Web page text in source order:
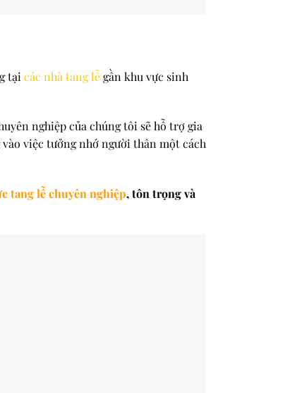
tại các nhà tang lễgần khu vực sinh
nghiệp của chúng tôi sẽ hỗ trợ gia
việc tưởng nhớ người thân một cách
tang lễ chuyên nghiệp, tôn trọng và